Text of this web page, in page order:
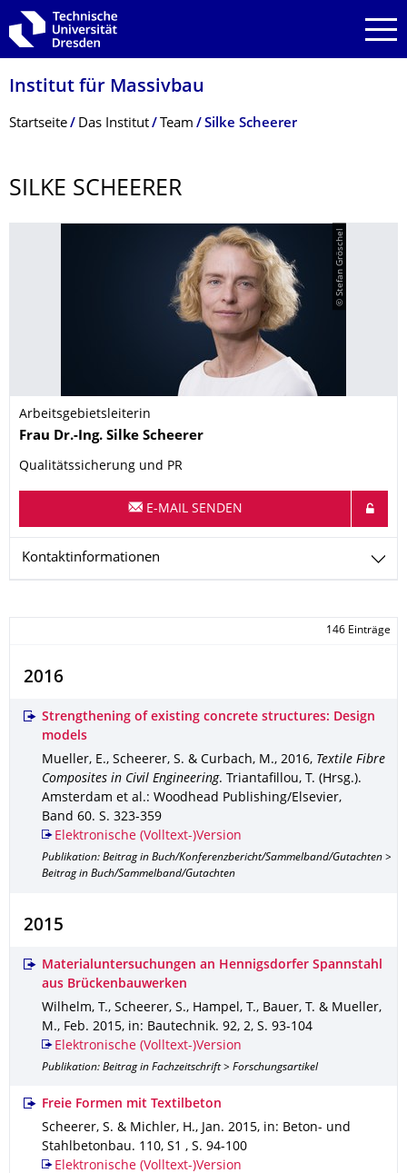
Zur Hauptnavigation springen
Zur Suche springen
Zum Inhalt springen
Institut für Massivbau
Breadcrumb-Menü
Startseite Das Institut Team Silke Scheerer
SILKE SCHEERER
© Stefan Gröschel
Arbeitsgebietsleiterin
Name
Frau Dr.-Ing. Silke Scheerer
Qualitätssicherung und PR
E-MAIL SENDEN
Kontaktinformationen
146 Einträge
2016
Strengthening of existing concrete structures: Design
models
Mueller, E., Scheerer, S. & Curbach, M., 2016, Textile Fibre
Composites in Civil Engineering.
Triantafillou, T. (Hrsg.).
Amsterdam et al.: Woodhead Publishing/Elsevier,
Band 60. S. 323-359
Elektronische (Volltext-)Version
Publikation: Beitrag in Buch/Konferenzbericht/Sammelband/Gutachten >
Beitrag in Buch/Sammelband/Gutachten
2015
Materialuntersuchungen an Hennigsdorfer Spannstahl
aus Brückenbauwerken
Wilhelm, T., Scheerer, S., Hampel, T., Bauer, T. & Mueller,
M., Feb. 2015, in: Bautechnik. 92, 2, S. 93-104
Elektronische (Volltext-)Version
Publikation: Beitrag in Fachzeitschrift > Forschungsartikel
Freie Formen mit Textilbeton
Scheerer, S. & Michler, H., Jan. 2015, in: Beton- und
Stahlbetonbau. 110, S1 , S. 94-100
Elektronische (Volltext-)Version